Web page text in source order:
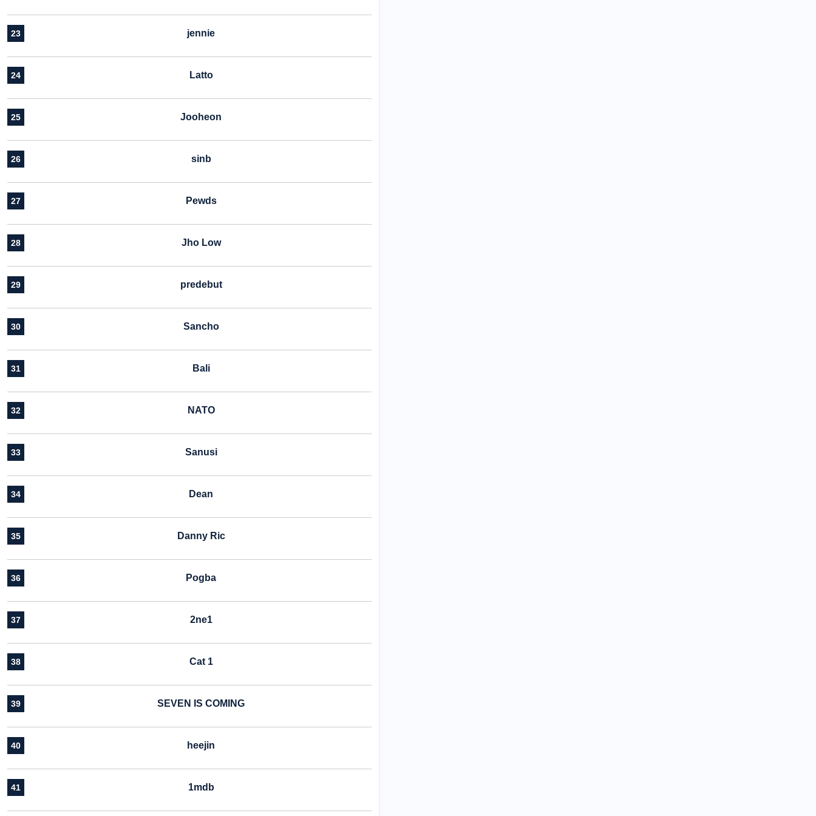
23 jennie
24 Latto
25 Jooheon
26 sinb
27 Pewds
28 Jho Low
29 predebut
30 Sancho
31 Bali
32 NATO
33 Sanusi
34 Dean
35 Danny Ric
36 Pogba
37 2ne1
38 Cat 1
39 SEVEN IS COMING
40 heejin
41 1mdb